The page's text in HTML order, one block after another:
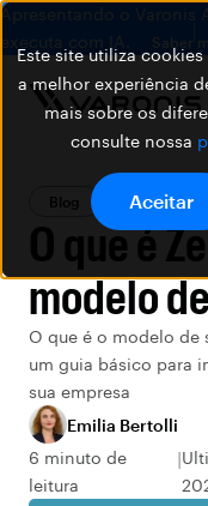
Este site utiliza
a melhor experiência
mais sobre os
consulte nossa
Aceitar
Apresentando o Varonis
executa com IA.
Saber
Blog Segurança
O que é
modelo
O que é o modelo de
um guia básico para
sua empresa
Emilia Bertolli
6 minuto de
leitura